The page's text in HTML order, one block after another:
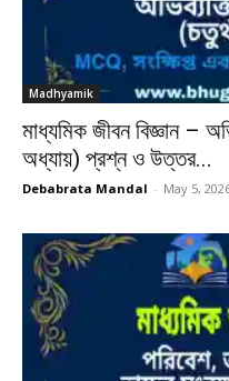
Madhyamik
মাধ্যমিক জীবন বিজ্ঞান –
অধ্যায়) প্রশ্ন ও উত্তর...
Debabrata Mandal - May 5,